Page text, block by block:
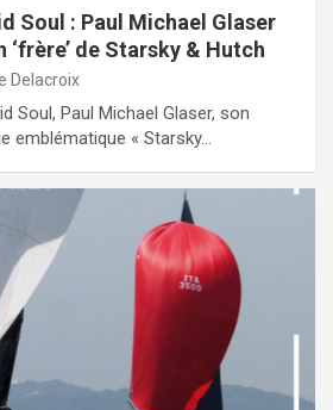
Soul : Paul Michael Glaser
de Starsky & Hutch
Delacroix
Soul, Paul Michael Glaser, son
emblématique « Starsky…